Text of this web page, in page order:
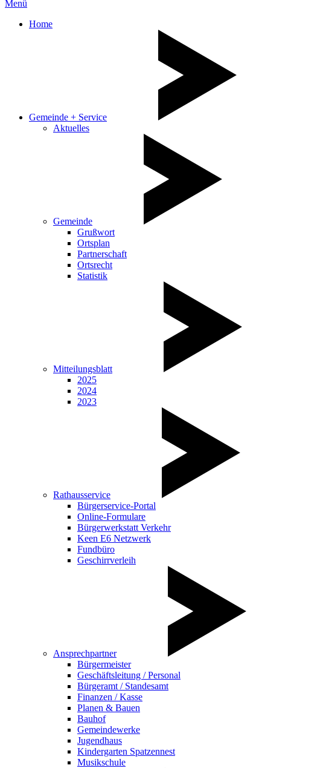
Menü
Home
Gemeinde + Service
Aktuelles
Gemeinde
Grußwort
Ortsplan
Partnerschaft
Ortsrecht
Statistik
Mitteilungsblatt
2025
2024
2023
Rathausservice
Bürgerservice-Portal
Online-Formulare
Bürgerwerkstatt Verkehr
Keen E6 Netzwerk
Fundbüro
Geschirrverleih
Ansprechpartner
Bürgermeister
Geschäftsleitung / Personal
Bürgeramt / Standesamt
Finanzen / Kasse
Planen & Bauen
Bauhof
Gemeindewerke
Jugendhaus
Kindergarten Spatzennest
Musikschule